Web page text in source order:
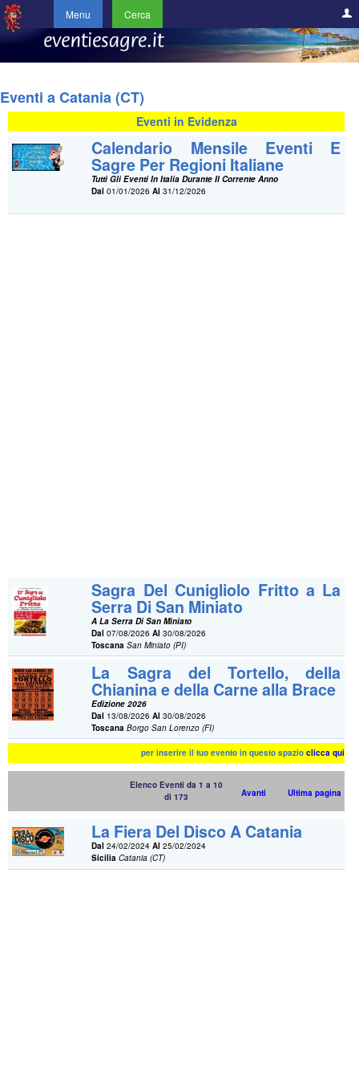
Menu Cerca
Eventi a Catania (CT)
Eventi in Evidenza
Calendario Mensile Eventi E
Sagre Per Regioni Italiane
Tutti Gli Eventi In Italia Durante Il Corrente Anno
Dal 01/01/2026Al 31/12/2026
Sagra Del Cunigliolo Fritto a La
Serra Di San Miniato
A La Serra Di San Miniato
Dal 07/08/2026Al 30/08/2026
Toscana San Miniato (PI)
La Sagra del Tortello, della
Chianina e della Carne alla Brace
Edizione 2026
Dal 13/08/2026Al 30/08/2026
Toscana Borgo San Lorenzo (FI)
per inserire il tuo evento in questo spazioclicca qui
Elenco Eventi da 1 a 10
di 173
Avanti Ultima pagina
La Fiera Del Disco A Catania
Dal 24/02/2024Al 25/02/2024
Sicilia Catania (CT)